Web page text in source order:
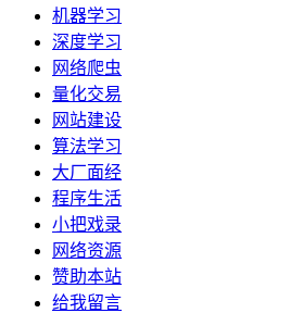
机器学习
深度学习
网络爬虫
量化交易
网站建设
算法学习
大厂面经
程序生活
小把戏录
网络资源
赞助本站
给我留言